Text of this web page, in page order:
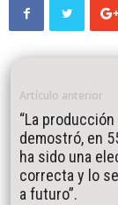
Artículo anterior
“La producción
demostró, en
ha sido una
correcta y lo
a futuro”.